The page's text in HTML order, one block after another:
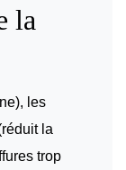
la
les
la
trop